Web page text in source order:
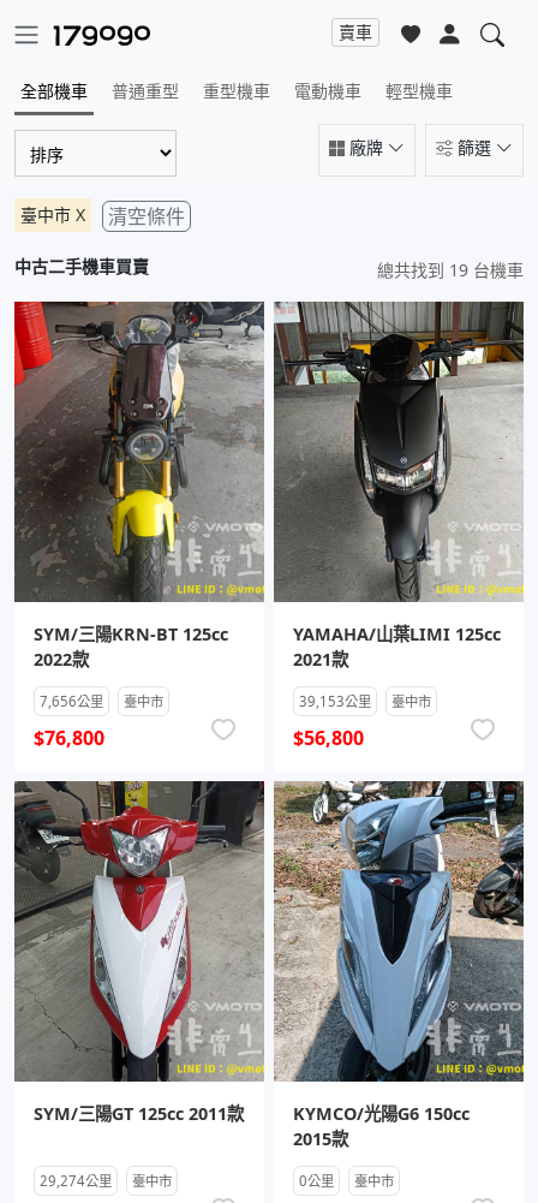
賣車
全部機車 普通重型 重型機車 電動機車 輕型機車
廠牌 篩選
臺中市 X 清空條件
中古二手機車買賣 總共找到 19 台機車
SYM/三陽KRN-BT 125cc
2022款
7,656公里 臺中市
$76,800
YAMAHA/山葉LIMI 125cc
2021款
39,153公里 臺中市
$56,800
SYM/三陽GT 125cc 2011款
29,274公里 臺中市
KYMCO/光陽G6 150cc
2015款
0公里 臺中市